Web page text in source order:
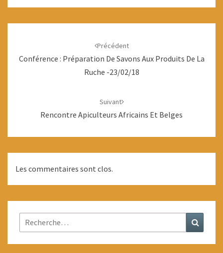
Précédent
Conférence : Préparation De Savons Aux Produits De La
Ruche -23/02/18
Suivant
Rencontre Apiculteurs Africains Et Belges
Les commentaires sont clos.
Rechercher :